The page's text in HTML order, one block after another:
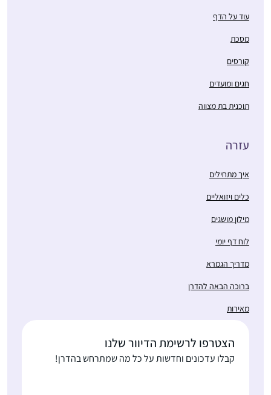
עוד על הדף
מסכת
קורסים
חגים ומועדים
תוכנית בת מצווה
עזרה
איך מתחילים
כלים ויזואליים
מילון מושגים
לוח דף יומי
מדריך הגמרא
ברוכה הבאה להדרן
מאירות
הצטרפו לרשימת הדיוור שלנו
קבלו עדכונים וחדשות על כל מה שמתרחש בהדרן!